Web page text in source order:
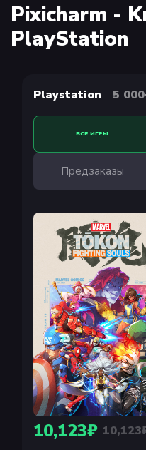
Pixicharm -
PlayStation
Playstation 5
ВСЕ ИГРЫ
Предзаказы
10,123₽